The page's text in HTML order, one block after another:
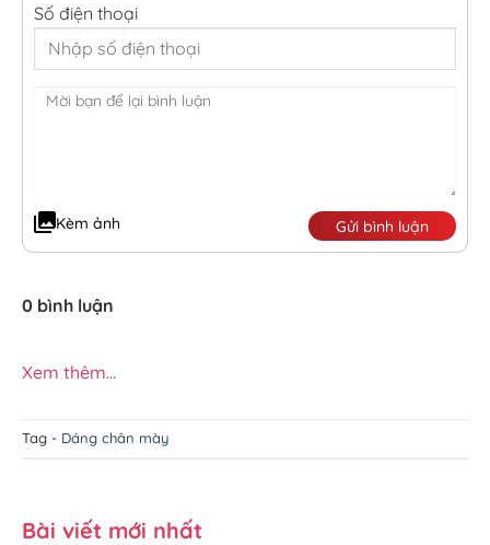
Số điện thoại
Kèm ảnh Gửi bình luận
0 bình luận
Xem thêm...
Tag - Dáng chân mày
Bài viết mới nhất